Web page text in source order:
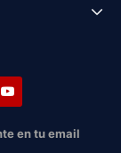
en tu email